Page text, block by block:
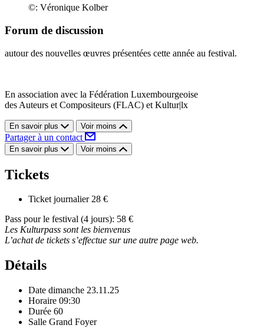
©: Véronique Kolber
Forum de discussion
autour des nouvelles œuvres présentées cette année au festival.
En association avec la Fédération Luxembourgeoise
des Auteurs et Compositeurs (FLAC) et Kultur|lx
En savoir plus Voir moins
Partager à un contact
En savoir plus Voir moins
Tickets
Ticket journalier 28 €
Pass pour le festival (4 jours): 58 €
Les Kulturpass sont les bienvenus
L’achat de tickets s’effectue sur une autre page web.
Détails
Date dimanche 23.11.25
Horaire 09:30
Durée 60
Salle Grand Foyer